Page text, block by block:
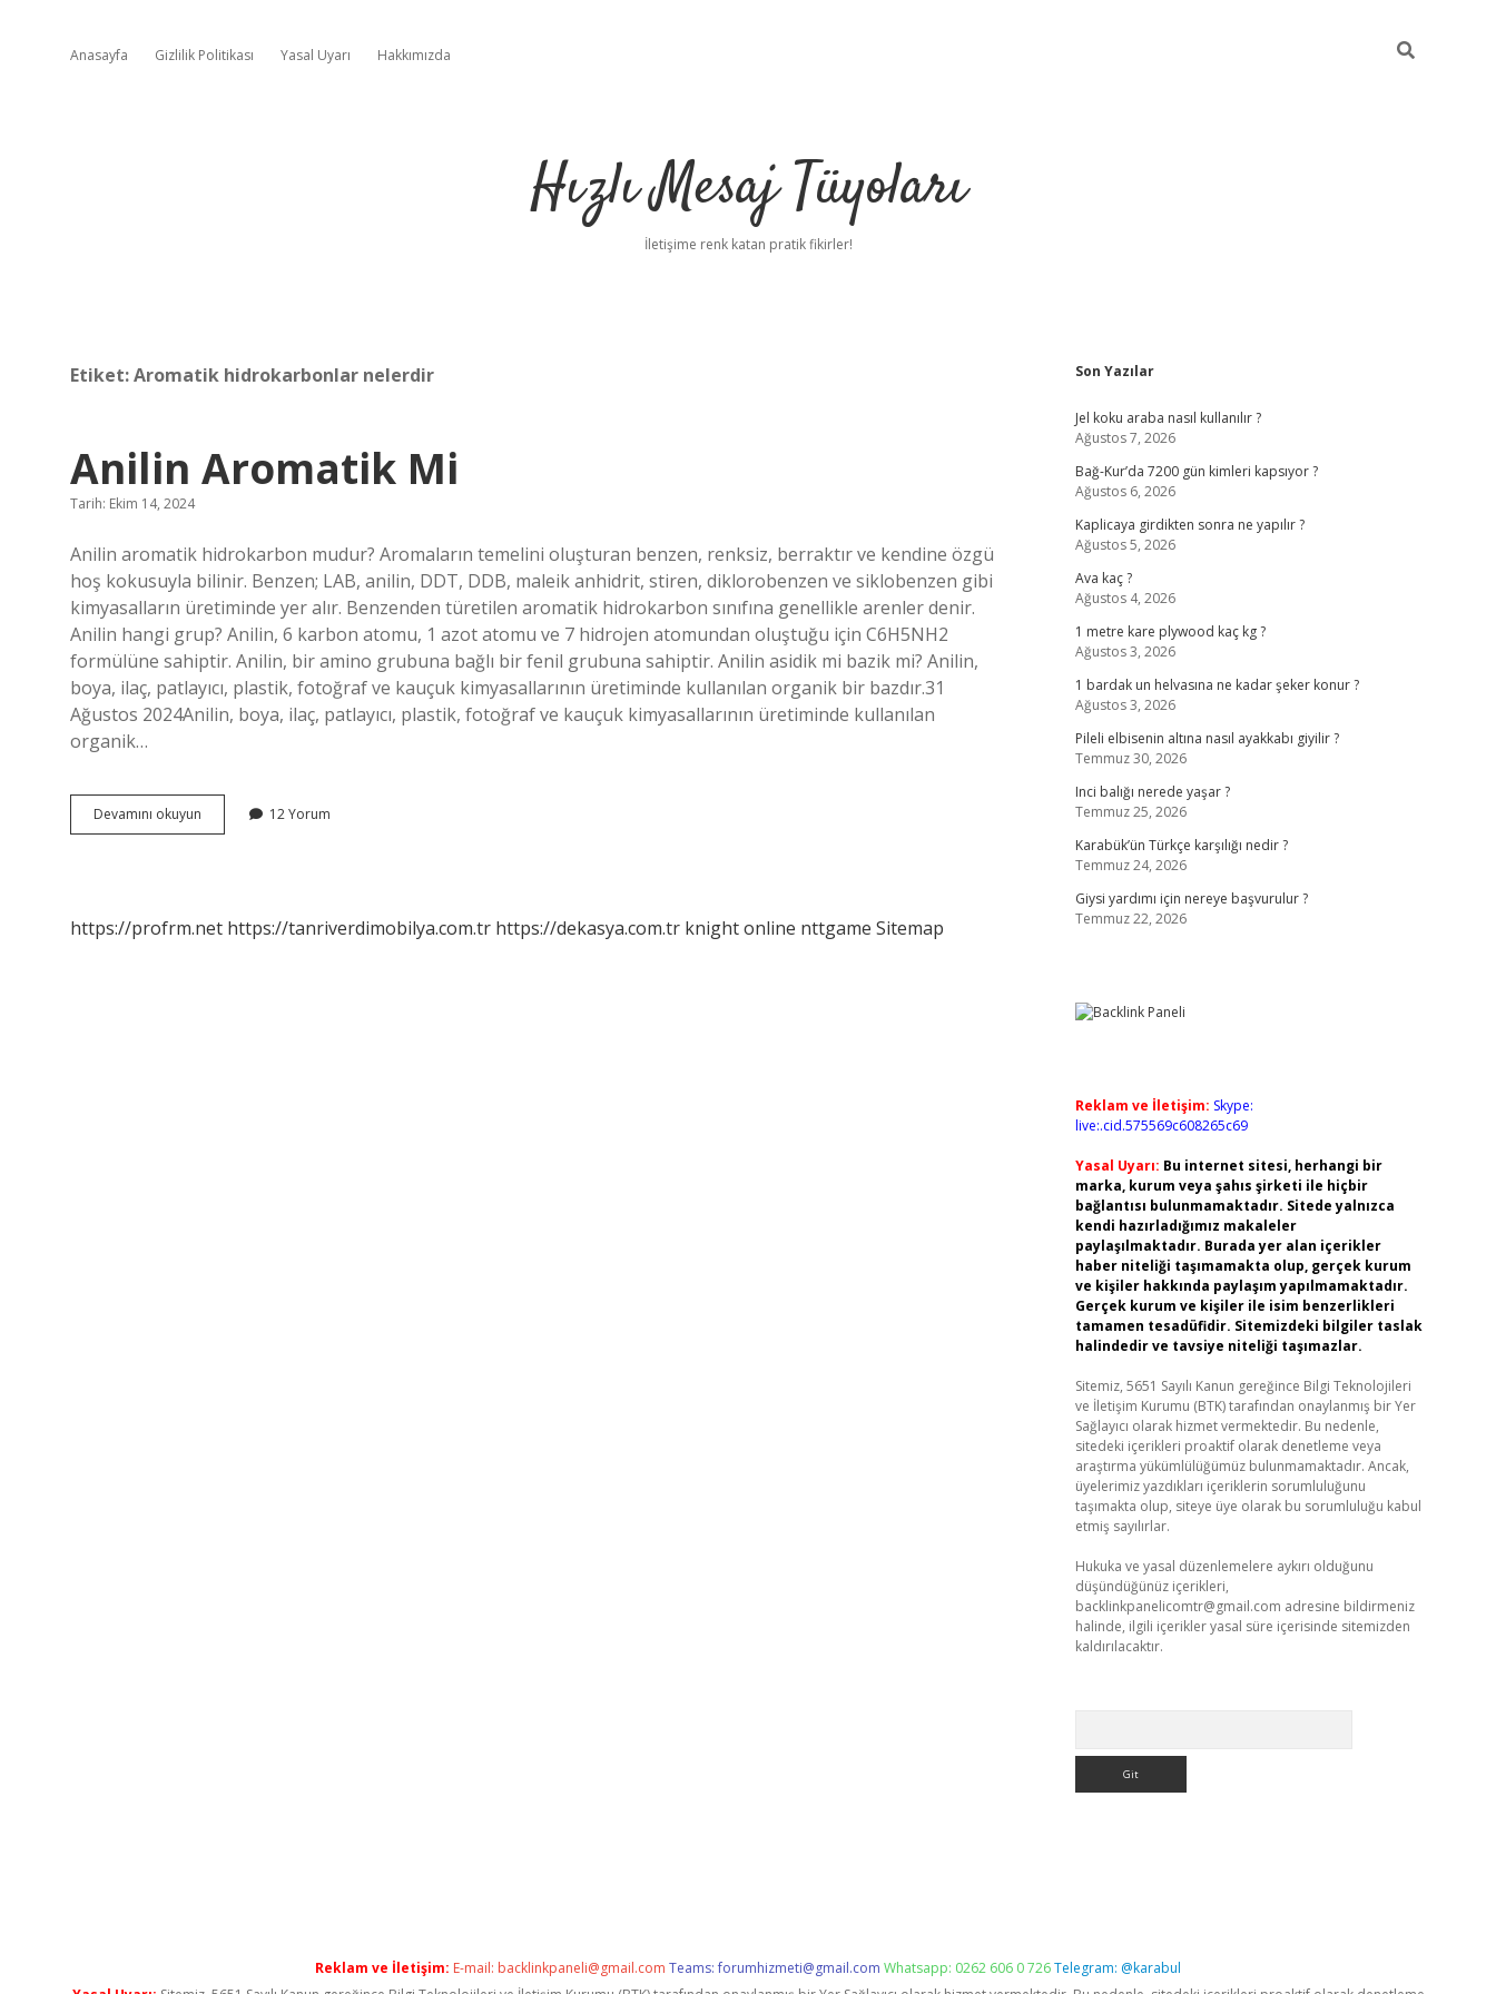
Anasayfa Gizlilik Politikası Yasal Uyarı Hakkımızda
Hızlı Mesaj Tüyoları
İletişime renk katan pratik fikirler!
Etiket:Aromatik hidrokarbonlar nelerdir
Anilin Aromatik Mi
Tarih: Ekim 14, 2024
Anilin aromatik hidrokarbon mudur? Aromaların temelini oluşturan benzen, renksiz, berraktır ve kendine özgü
hoş kokusuyla bilinir. Benzen; LAB, anilin, DDT, DDB, maleik anhidrit, stiren, diklorobenzen ve siklobenzen gibi
kimyasalların üretiminde yer alır. Benzenden türetilen aromatik hidrokarbon sınıfına genellikle arenler denir.
Anilin hangi grup? Anilin, 6 karbon atomu, 1 azot atomu ve 7 hidrojen atomundan oluştuğu için C6H5NH2
formülüne sahiptir. Anilin, bir amino grubuna bağlı bir fenil grubuna sahiptir. Anilin asidik mi bazik mi? Anilin,
boya, ilaç, patlayıcı, plastik, fotoğraf ve kauçuk kimyasallarının üretiminde kullanılan organik bir bazdır.31
Ağustos 2024Anilin, boya, ilaç, patlayıcı, plastik, fotoğraf ve kauçuk kimyasallarının üretiminde kullanılan
organik…
Devamını okuyun
Aromatik
12 Yorum
https://profrm.net https://tanriverdimobilya.com.tr https://dekasya.com.tr knight online nttgame Sitemap
Sidebar
Son Yazılar
Jel koku araba nasıl kullanılır ?
Ağustos 7, 2026
Bağ-Kur’da 7200 gün kimleri kapsıyor ?
Ağustos 6, 2026
Kaplicaya girdikten sonra ne yapılır ?
Ağustos 5, 2026
Ava kaç ?
Ağustos 4, 2026
1 metre kare plywood kaç kg ?
Ağustos 3, 2026
1 bardak un helvasına ne kadar şeker konur ?
Ağustos 3, 2026
Pileli elbisenin altına nasıl ayakkabı giyilir ?
Temmuz 30, 2026
Inci balığı nerede yaşar ?
Temmuz 25, 2026
Karabük’ün Türkçe karşılığı nedir ?
Temmuz 24, 2026
Giysi yardımı için nereye başvurulur ?
Temmuz 22, 2026
Reklam ve İletişim: Skype:
live:.cid.575569c608265c69
Yasal Uyarı: Bu internet sitesi, herhangi bir
marka, kurum veya şahıs şirketi ile hiçbir
bağlantısı bulunmamaktadır. Sitede yalnızca
kendi hazırladığımız makaleler
paylaşılmaktadır. Burada yer alan içerikler
haber niteliği taşımamakta olup, gerçek kurum
ve kişiler hakkında paylaşım yapılmamaktadır.
Gerçek kurum ve kişiler ile isim benzerlikleri
tamamen tesadüfidir. Sitemizdeki bilgiler taslak
halindedir ve tavsiye niteliği taşımazlar.
Sitemiz, 5651 Sayılı Kanun gereğince Bilgi Teknolojileri
ve İletişim Kurumu (BTK) tarafından onaylanmış bir Yer
Sağlayıcı olarak hizmet vermektedir. Bu nedenle,
sitedeki içerikleri proaktif olarak denetleme veya
araştırma yükümlülüğümüz bulunmamaktadır. Ancak,
üyelerimiz yazdıkları içeriklerin sorumluluğunu
taşımakta olup, siteye üye olarak bu sorumluluğu kabul
etmiş sayılırlar.
Hukuka ve yasal düzenlemelere aykırı olduğunu
düşündüğünüz içerikleri,
backlinkpanelicomtr@gmail.com adresine bildirmeniz
halinde, ilgili içerikler yasal süre içerisinde sitemizden
kaldırılacaktır.
Reklam ve İletişim: E-mail: backlinkpaneli@gmail.com Teams:forumhizmeti@gmail.com Whatsapp: 0262 606 0 726Telegram: @karabul